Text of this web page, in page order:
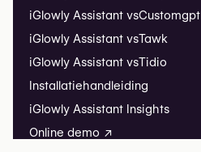
iGlowly Assistant vsCustomgpt
iGlowly Assistant vsTawk
iGlowly Assistant vsTidio
Installatiehandleiding
iGlowly Assistant Insights
Online demo ↗